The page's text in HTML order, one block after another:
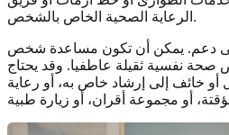
الرعاية الصحية الخاص بالشخص.
إلى دعم. يمكن أن تكون مساعدة شخص
صحة نفسية ثقيلة عاطفيا. وقد يحتاج
خائف إلى إرشاد خاص به، أو رعاية